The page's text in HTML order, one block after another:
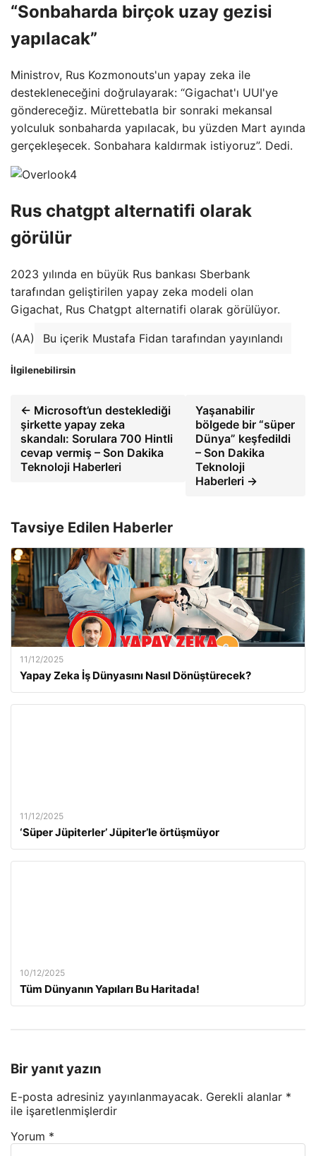
“Sonbaharda birçok uzay gezisi
yapılacak”
Ministrov, Rus Kozmonouts'un yapay zeka ile
destekleneceğini doğrulayarak: “Gigachat'ı UUI'ye
göndereceğiz. Mürettebatla bir sonraki mekansal
yolculuk sonbaharda yapılacak, bu yüzden Mart ayında
gerçekleşecek. Sonbahara kaldırmak istiyoruz”. Dedi.
Rus chatgpt alternatifi olarak
görülür
2023 yılında en büyük Rus bankası Sberbank
tarafından geliştirilen yapay zeka modeli olan
Gigachat, Rus Chatgpt alternatifi olarak görülüyor.
(AA) Bu içerik Mustafa Fidan tarafından yayınlandı
İlgilenebilirsin
← Microsoft’un desteklediği
şirkette yapay zeka
skandalı: Sorulara 700 Hintli
cevap vermiş – Son Dakika
Teknoloji Haberleri
Yaşanabilir
bölgede bir “süper
Dünya” keşfedildi
– Son Dakika
Teknoloji
Haberleri →
Tavsiye Edilen Haberler
11/12/2025
Yapay Zeka İş Dünyasını Nasıl Dönüştürecek?
11/12/2025
‘Süper Jüpiterler’ Jüpiter’le örtüşmüyor
10/12/2025
Tüm Dünyanın Yapıları Bu Haritada!
Bir yanıt yazın
E-posta adresiniz yayınlanmayacak. Gerekli alanlar *
ile işaretlenmişlerdir
Yorum *